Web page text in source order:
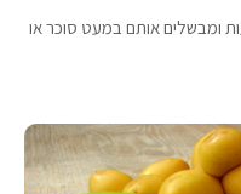
ומבשלים אותם במעט סוכר או